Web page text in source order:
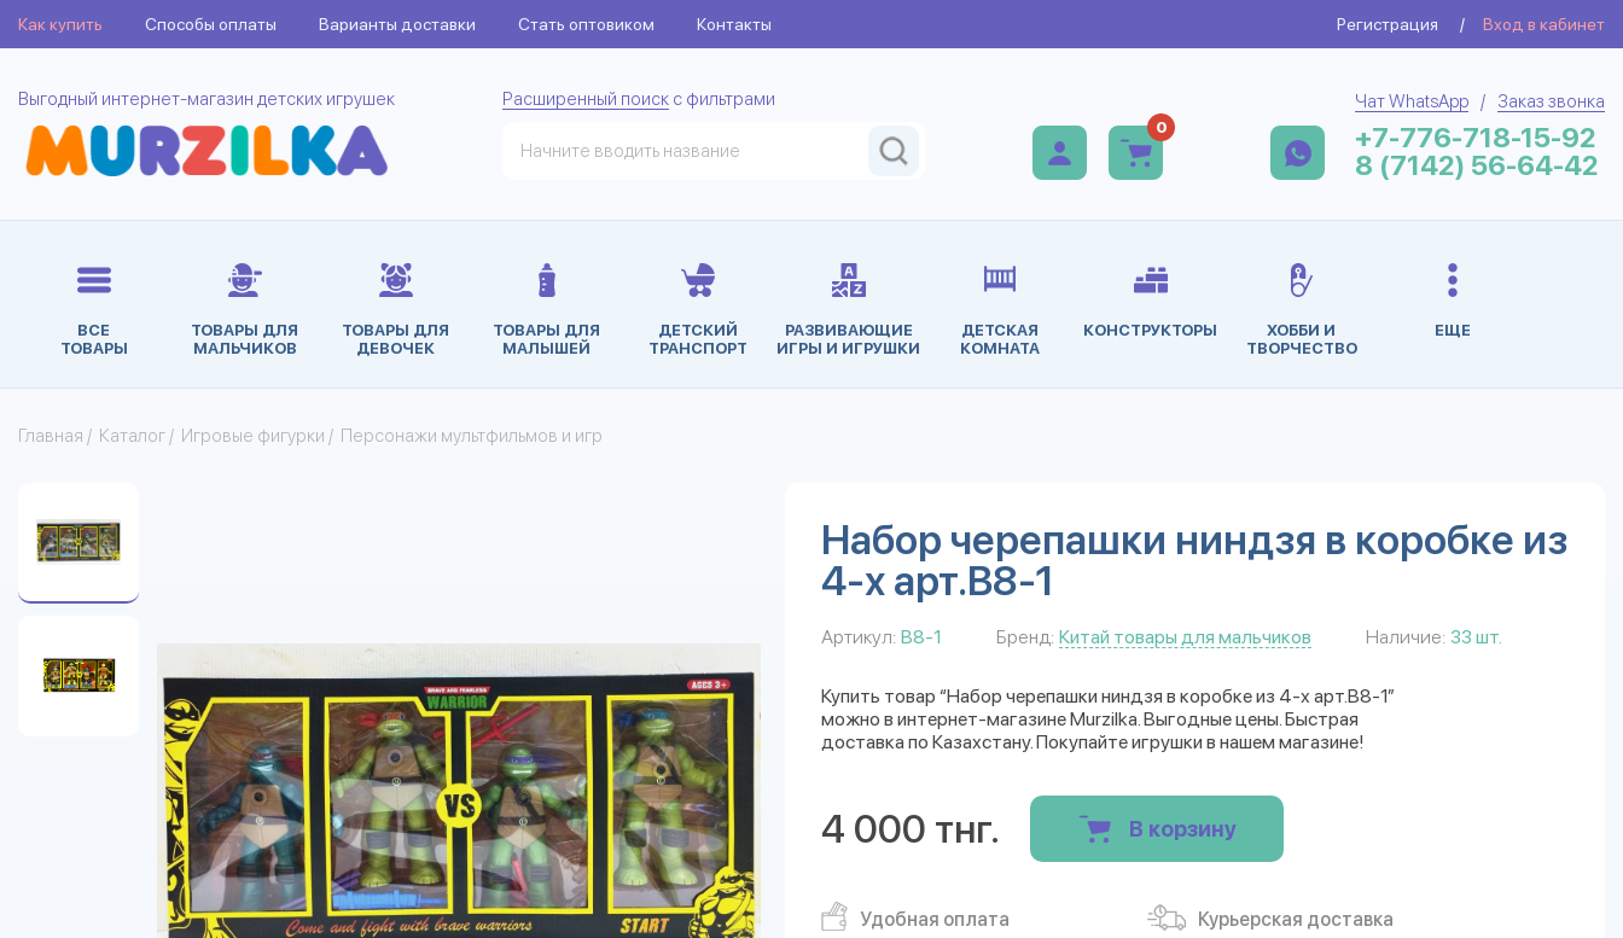
Как купить Способы оплаты Варианты доставки Стать оптовиком Контакты Регистрация / Вход в кабинет
Выгодный интернет-магазин детских игрушек Расширенный поиск с фильтрами
0
Чат WhatsApp / Заказ звонка
+7-776-718-15-92
8 (7142) 56-64-42
ВСЕ
ТОВАРЫ
ТОВАРЫ ДЛЯ
МАЛЬЧИКОВ
ТОВАРЫ ДЛЯ
ДЕВОЧЕК
ТОВАРЫ ДЛЯ
МАЛЫШЕЙ
ДЕТСКИЙ
ТРАНСПОРТ
РАЗВИВАЮЩИЕ
ИГРЫ И ИГРУШКИ
ДЕТСКАЯ
КОМНАТА
КОНСТРУКТОРЫ
ХОББИ И
ТВОРЧЕСТВО
ЕЩЕ
Главная / Каталог / Игровые фигурки / Персонажи мультфильмов и игр
Набор черепашки ниндзя в коробке из
4-х арт.B8-1
Артикул: B8-1 Бренд: Китай товары для мальчиков Наличие: 33 шт.
Купить товар “Набор черепашки ниндзя в коробке из 4-х арт.B8-1”
можно в интернет-магазине Murzilka. Выгодные цены. Быстрая
доставка по Казахстану. Покупайте игрушки в нашем магазине!
4 000 тнг. В корзину
Удобная оплата Курьерская доставка